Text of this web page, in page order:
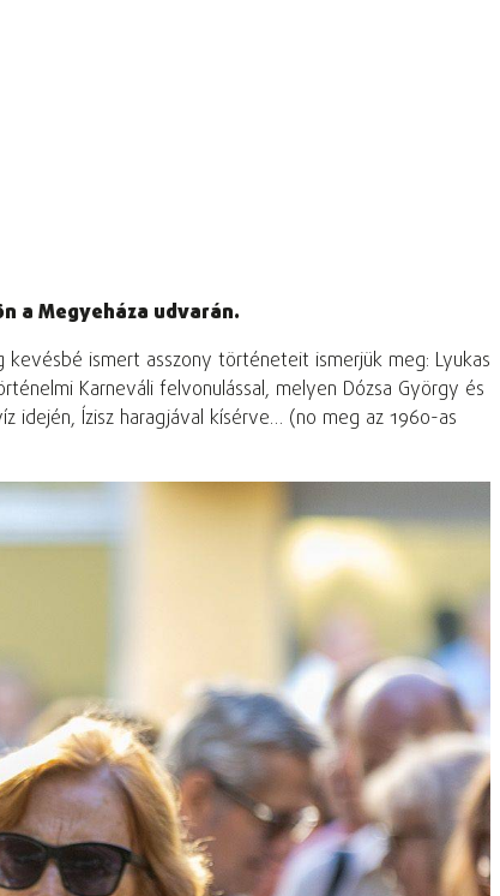
a Megyeháza udvarán.
ismert asszony történeteit ismerjük meg: Lyukas
Karneváli felvonulással, melyen Dózsa György és
idején, Ízisz haragjával kísérve… (no meg az 1960-as